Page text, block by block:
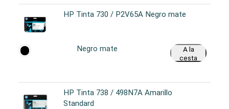
HP Tinta 730 / P2V65A Negro mate
Negro mate
A la
cesta
HP Tinta 738 / 498N7A Amarillo
Standard